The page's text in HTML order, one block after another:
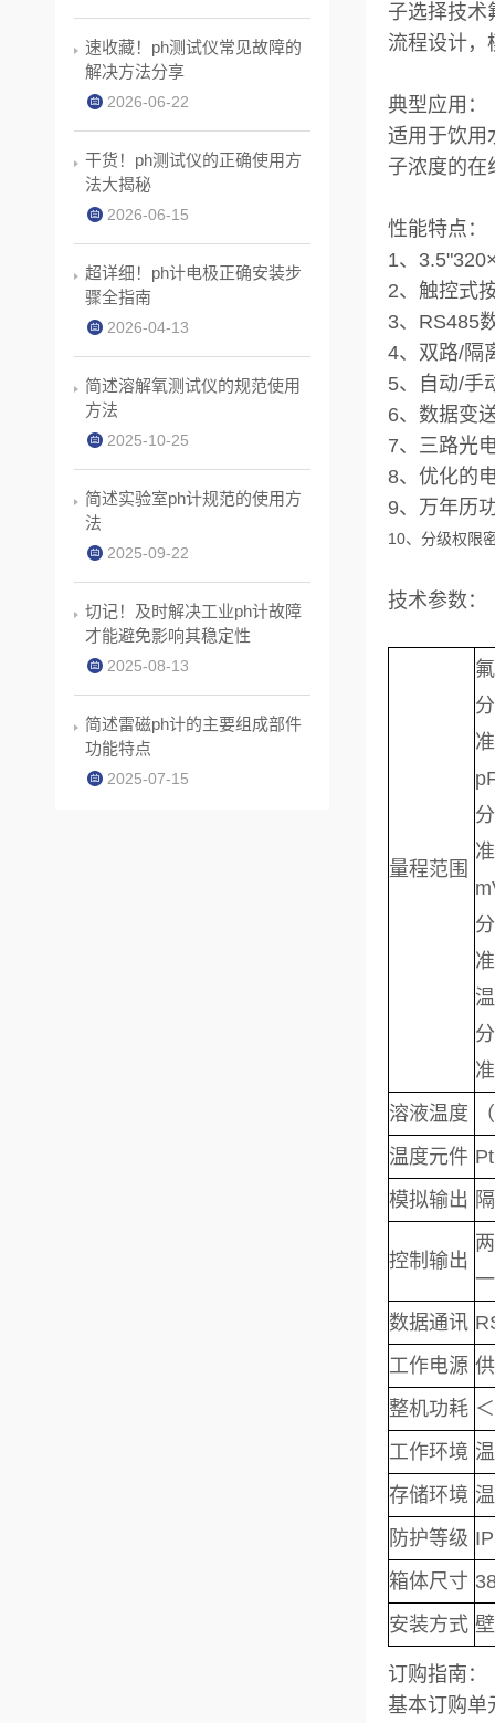
子选择技术
流程设计，
典型应用：
适用于饮用
子浓度的在
性能特点：
1、
2、触控式
3、RS485
4、双路/隔
5、自动/手
6、数据变
7、三路光
8、优化的
9、万年历
10、分级权限
技术参数：
量程范围
溶液温度
温度元件
模拟输出
控制输出
数据通讯
工作电源
整机功耗
工作环境
存储环境
防护等级
箱体尺寸
安装方式
订购指南：
基本订购单
速收藏！ph测试仪常见故障的
解决方法分享
2026-06-22
干货！ph测试仪的正确使用方
法大揭秘
2026-06-15
超详细！ph计电极正确安装步
骤全指南
2026-04-13
简述溶解氧测试仪的规范使用
方法
2025-10-25
简述实验室ph计规范的使用方
法
2025-09-22
切记！及时解决工业ph计故障
才能避免影响其稳定性
2025-08-13
简述雷磁ph计的主要组成部件
功能特点
2025-07-15